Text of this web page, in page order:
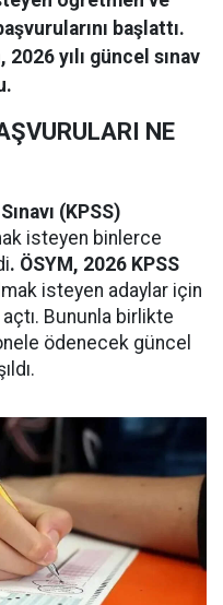
başlattı.
yılı güncel sınav
NE
(KPSS)
isteyen binlerce
. ÖSYM, 2026 KPSS
isteyen adaylar için
Bununla birlikte
ödenecek güncel